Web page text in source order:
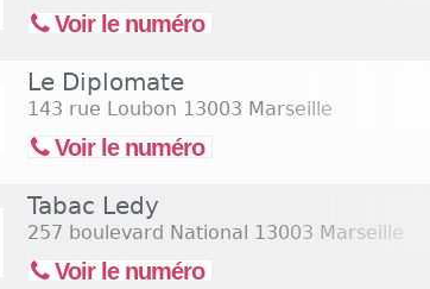
Voir le numéro
Le Diplomate
143 rue Loubon 13003 Marseille
Voir le numéro
Tabac Ledy
257 boulevard National 13003 Marseille
Voir le numéro